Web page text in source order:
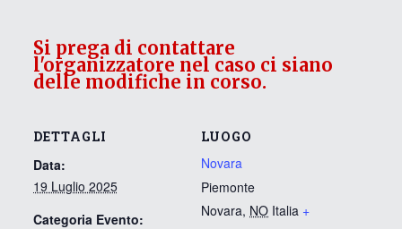
DETTAGLI
Data:
19 Luglio 2025
Categoria Evento:
LUOGO
Novara
Piemonte
Novara, NO Italia +
Si prega di contattare
l'organizzatore nel caso ci siano
delle modifiche in corso.